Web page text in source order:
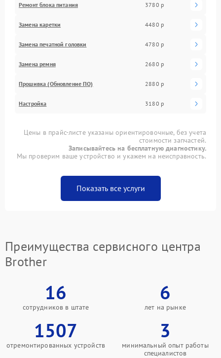
Ремонт блока питания 3780 р
Замена каретки 4480 р
Замена печатной головки 4780 р
Замена ремня 2680 р
Прошивка (Обновление ПО) 2880 р
Настройка 3180 р
Цены в прайс-листе указаны ориентировочные, без учета
стоимости запчастей.
Записывайтесь на бесплатную диагностику.
Мы проверим ваше устройство и укажем на неисправность.
Показать все услуги
Преимущества сервисного центра
Brother
16
сотрудников в штате
6
лет на рынке
1507
отремонтированных устройств
3
минимальный опыт работы
специалистов